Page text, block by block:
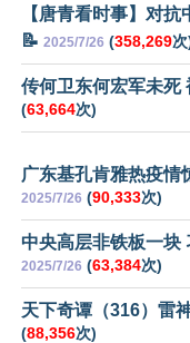
【唐青看时事】对
📝 2025/7/26 (358,269次
传何卫东何宏军未死
(63,664次)
广东基孔肯雅热疫情
2025/7/26 (90,333次)
中央高层非铁板一块
2025/7/26 (63,384次)
天下奇谭（316）雷
(88,356次)